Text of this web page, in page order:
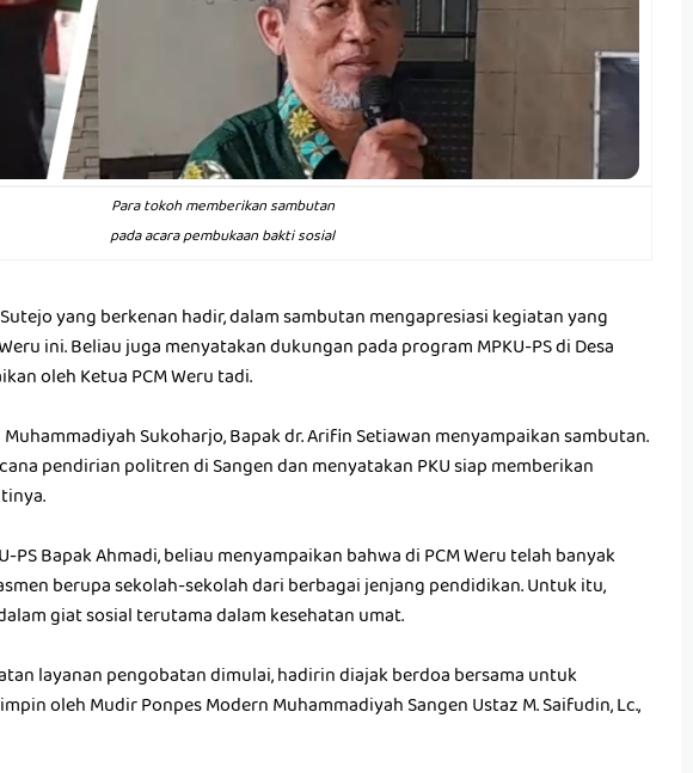
Para tokoh memberikan sambutan
pada acara pembukaan bakti sosial
yang berkenan hadir, dalam sambutan mengapresiasi kegiatan yang
ini. Beliau juga menyatakan dukungan pada program MPKU-PS di Desa
oleh Ketua PCM Weru tadi.
Sukoharjo, Bapak dr. Arifin Setiawan menyampaikan sambutan.
pendirian politren di Sangen dan menyatakan PKU siap memberikan
PS Bapak Ahmadi, beliau menyampaikan bahwa di PCM Weru telah banyak
berupa sekolah-sekolah dari berbagai jenjang pendidikan. Untuk itu,
giat sosial terutama dalam kesehatan umat.
layanan pengobatan dimulai, hadirin diajak berdoa bersama untuk
oleh Mudir Ponpes Modern Muhammadiyah Sangen Ustaz M. Saifudin, Lc.,